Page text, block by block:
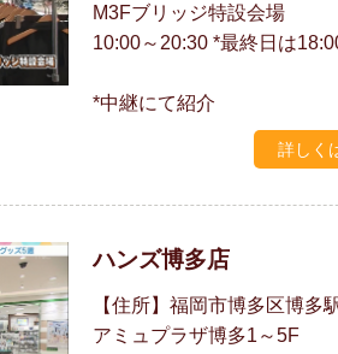
M3Fブリッジ特設会場
10:00～20:30 *最終日は
*中継にて紹介
詳しく
ハンズ博多店
【住所】福岡市博多区博多
アミュプラザ博多1～5F